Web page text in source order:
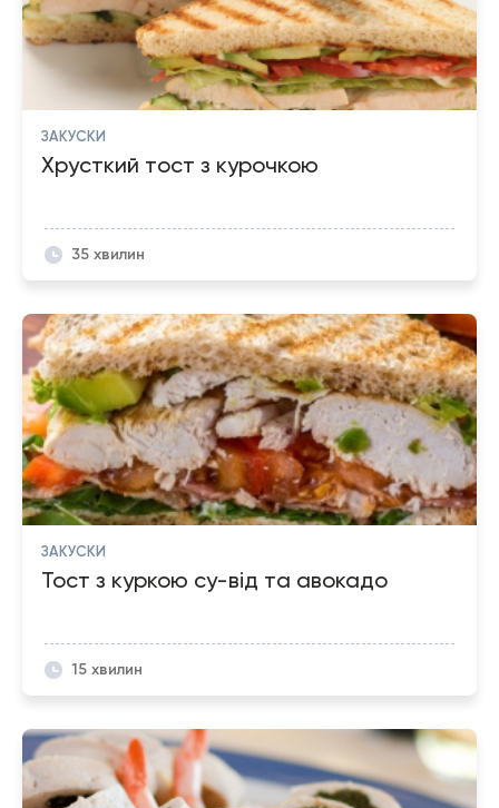
ЗАКУСКИ
Хрусткий тост з курочкою
35 хвилин
ЗАКУСКИ
Тост з куркою су-від та авокадо
15 хвилин